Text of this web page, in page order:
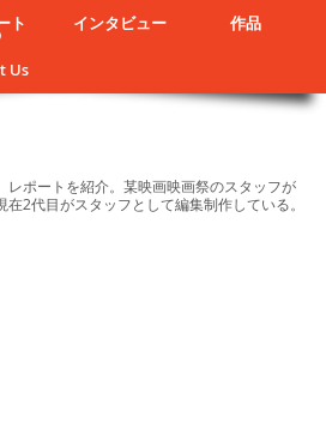
ト インタビュー 作品
Us
レポートを紹介。某映画映画祭のスタッフが
2代目がスタッフとして編集制作している。